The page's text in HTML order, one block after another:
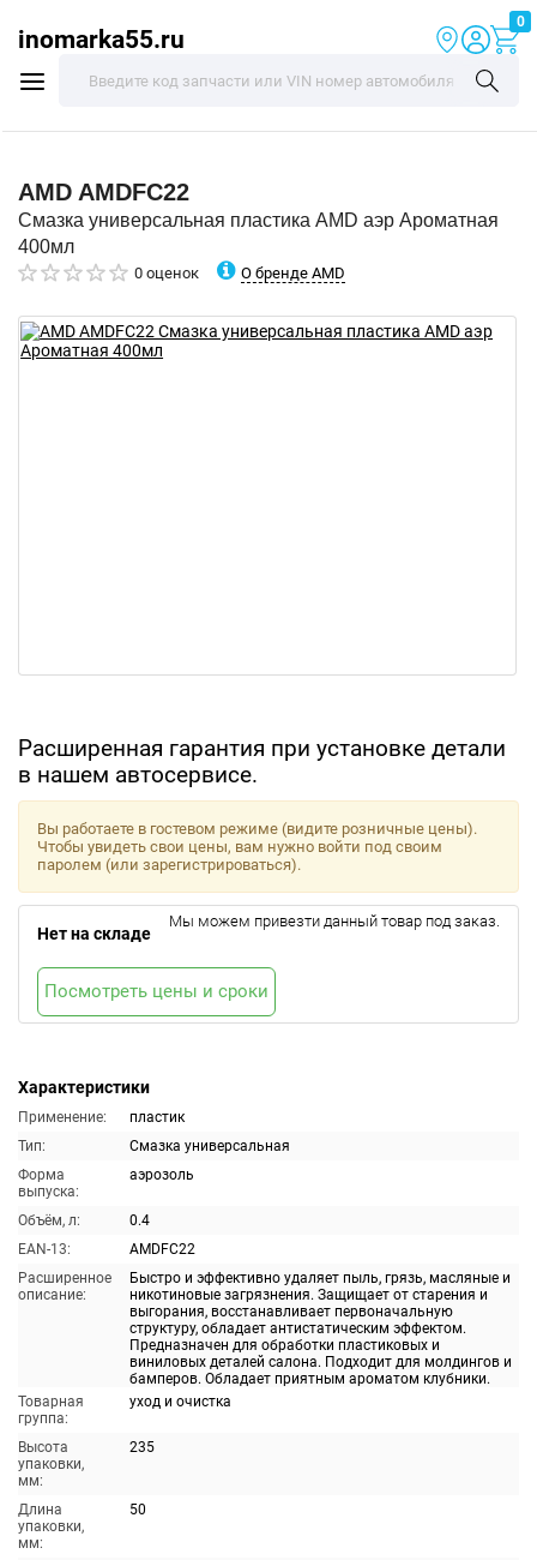
inomarka55.ru
0
AMD AMDFC22
Смазка универсальная пластика AMD аэр Ароматная
400мл
0 оценок О бренде AMD
Расширенная гарантия при установке детали
в нашем автосервисе.
Характеристики
Применение:
пластик
Тип:
Смазка универсальная
Форма
выпуска:
аэрозоль
Объём, л:
0.4
EAN-13:
AMDFC22
Расширенное
описание:
Быстро и эффективно удаляет пыль, грязь, масляные и
никотиновые загрязнения. Защищает от старения и
выгорания, восстанавливает первоначальную
структуру, обладает антистатическим эффектом.
Предназначен для обработки пластиковых и
виниловых деталей салона. Подходит для молдингов и
бамперов. Обладает приятным ароматом клубники.
Товарная
группа:
уход и очистка
Высота
упаковки,
мм:
235
Длина
упаковки,
мм:
50
Вы работаете в гостевом режиме (видите розничные цены).
Чтобы увидеть свои цены, вам нужно войти под своим
паролем (или зарегистрироваться).
Нет на складе
Мы можем привезти данный товар под заказ.
Посмотреть цены и сроки